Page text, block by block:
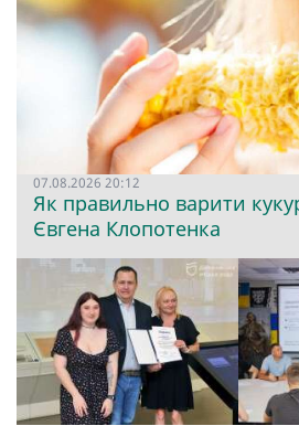
07.08.2026 20:12
Як правильно варити
Євгена Клопотенка